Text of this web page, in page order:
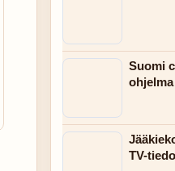
Suomi
ohjelma
TV-